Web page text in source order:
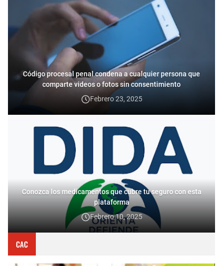
Código procesal penal condena a cualquier persona que
comparte videos o fotos sin consentimiento
Febrero 23, 2025
Conozca los medicamentos que cubre tu seguro con esta
plataforma
Febrero 10, 2025
CAC